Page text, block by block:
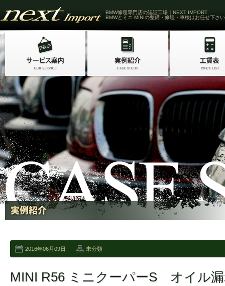
BMW修理専門店の認証工場｜NEXT IMPORT
BMWとミニ MINIの整備・修理・車検はお任せ下さい
2016年06月09日 未分類
MINI R56 ミニクーパーS オイル